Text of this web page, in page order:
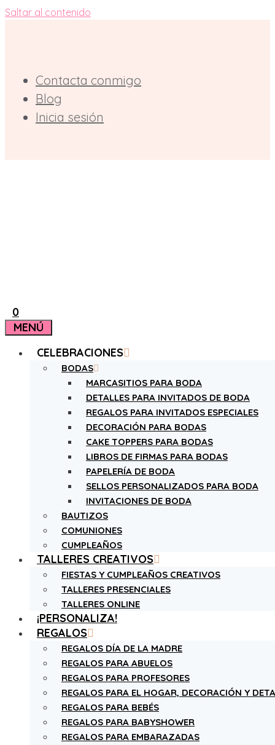
Saltar al contenido
Contacta conmigo
Blog
Inicia sesión
0
MENÚ
CELEBRACIONES
BODAS
MARCASITIOS PARA BODA
DETALLES PARA INVITADOS DE BODA
REGALOS PARA INVITADOS ESPECIALES
DECORACIÓN PARA BODAS
CAKE TOPPERS PARA BODAS
LIBROS DE FIRMAS PARA BODAS
PAPELERÍA DE BODA
SELLOS PERSONALIZADOS PARA BODA
INVITACIONES DE BODA
BAUTIZOS
COMUNIONES
CUMPLEAÑOS
TALLERES CREATIVOS
FIESTAS Y CUMPLEAÑOS CREATIVOS
TALLERES PRESENCIALES
TALLERES ONLINE
¡PERSONALIZA!
REGALOS
REGALOS DÍA DE LA MADRE
REGALOS PARA ABUELOS
REGALOS PARA PROFESORES
REGALOS PARA EL HOGAR, DECORACIÓN Y
REGALOS PARA BEBÉS
REGALOS PARA BABYSHOWER
REGALOS PARA EMBARAZADAS